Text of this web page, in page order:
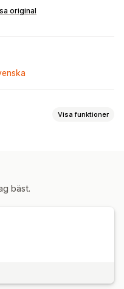
original
Visa funktioner
bäst.